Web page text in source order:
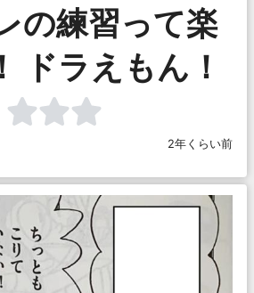
の練習って楽
ドラえもん！
2年くらい前